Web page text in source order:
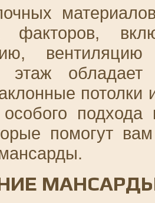
этаж обладает
особого
помогут